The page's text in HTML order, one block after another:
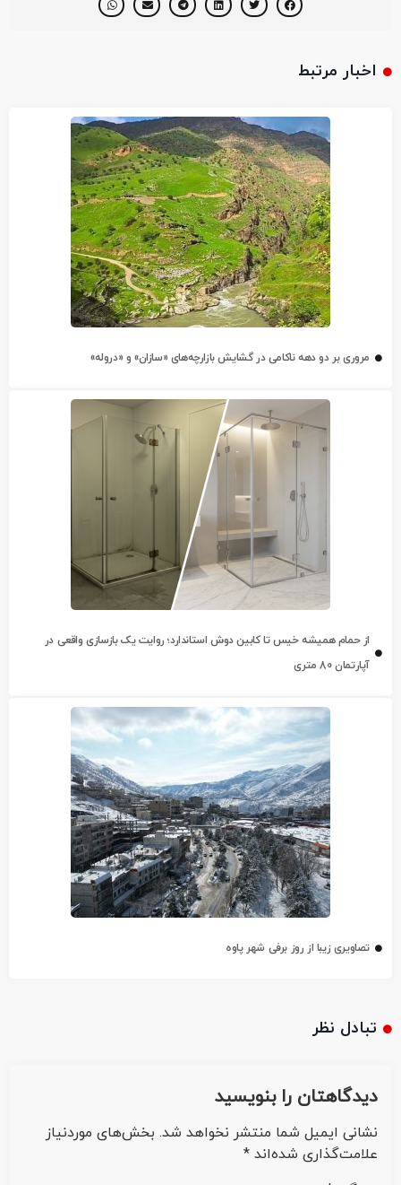
اخبار مرتبط
مروری بر دو دهه ناکامی در گشایش بازارچه‌های «سازان» و «دروله»
از حمام همیشه خیس تا کابین دوش استاندارد؛ روایت یک بازسازی واقعی در
آپارتمان 80 متری
تصاویری زیبا از روز برفی شهر پاوه
تبادل نظر
دیدگاهتان را بنویسید
نشانی ایمیل شما منتشر نخواهد شد. بخش‌های موردنیاز
علامت‌گذاری شده‌اند *